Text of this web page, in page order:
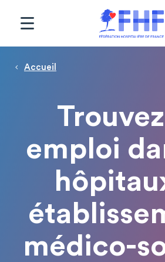
Page
Fil d'Ariane
Accueil
emploi
médico-
Panneau de gestion des cookies